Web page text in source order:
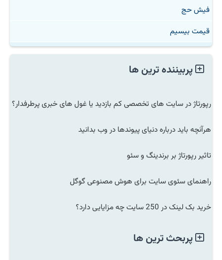
فیش حج
قیمت بیسیم
پربیننده ترین ها
رپورتاژ در سایت های تخصصی کم بازدید یا غول های خبری پرطرفدار؟
هرآنچه باید درباره دنیای پیوندها در وب بدانید
تاثیر رپورتاژ بر برندینگ و سئو
راهنمای سئوی سایت برای هوش مصنوعی گوگل
خرید بک لینک در 250 سایت چه مزایایی دارد؟
پربحث ترین ها